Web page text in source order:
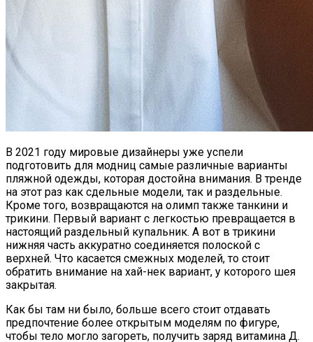
В 2021 году мировые дизайнеры уже успели
подготовить для модниц самые различные варианты
пляжной одежды, которая достойна внимания. В тренде
на этот раз как сдельные модели, так и раздельные.
Кроме того, возвращаются на олимп также танкини и
трикини. Первый вариант с легкостью превращается в
настоящий раздельный купальник. А вот в трикини
нижняя часть аккуратно соединяется полоской с
верхней. Что касается смежных моделей, то стоит
обратить внимание на хай-нек вариант, у которого шея
закрытая.
Как бы там ни было, больше всего стоит отдавать
предпочтение более открытым моделям по фигуре,
чтобы тело могло загореть, получить заряд витамина Д.